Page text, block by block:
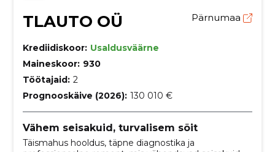
TLAUTO OÜ Pärnumaa
Krediidiskoor: Usaldusväärne
Maineskoor: 930
Töötajaid: 2
Prognooskäive (2026): 130 010 €
Vähem seisakuid, turvalisem sõit
Täismahus hooldus, täpne diagnostika ja